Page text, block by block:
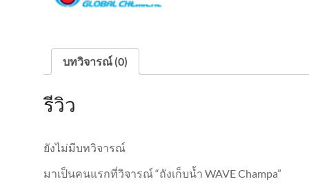
บทวิจารณ์ (0)
รีวิว
ยังไม่มีบทวิจารณ์
มาเป็นคนแรกที่วิจารณ์ “ถังเก็บน้ำ WAVE Champa”